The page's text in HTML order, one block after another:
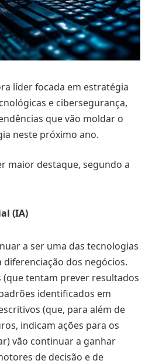
líder focada em estratégia
e cibersegurança,
que vão moldar o
neste próximo ano.
maior destaque, segundo a
(IA)
a ser uma das tecnologias
dos negócios.
(que tentam prever resultados
identificados em
(que, para além de
indicam ações para os
vão continuar a ganhar
de decisão e de